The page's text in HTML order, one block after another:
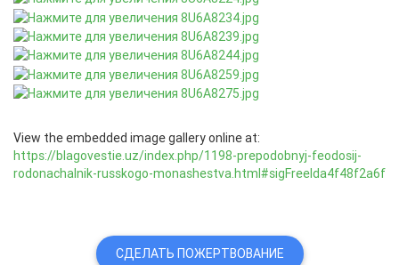
View the embedded image gallery online at:
https://blagovestie.uz/index.php/1198-prepodobnyj-feodosij-
rodonachalnik-russkogo-monashestva.html#sigFreeIda4f48f2a6f
СДЕЛАТЬ ПОЖЕРТВОВАНИЕ